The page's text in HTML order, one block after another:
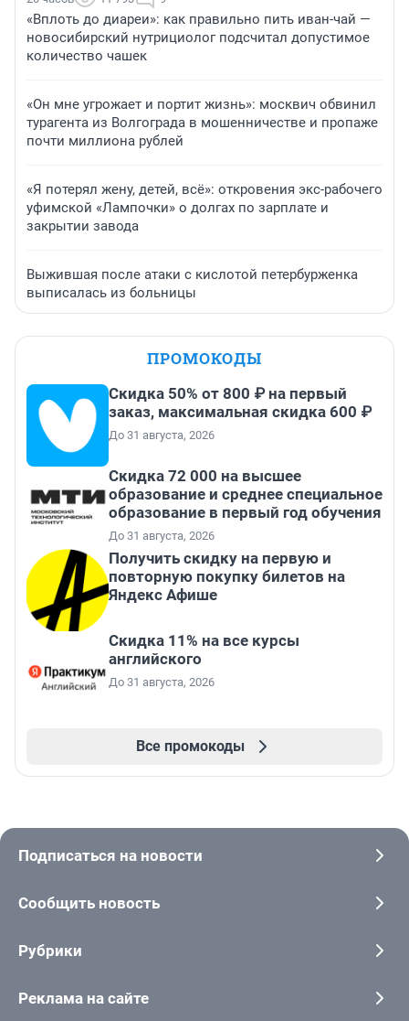
«Вплоть до диареи»: как правильно пить иван-чай —
новосибирский нутрициолог подсчитал допустимое
количество чашек
«Он мне угрожает и портит жизнь»: москвич обвинил
турагента из Волгограда в мошенничестве и пропаже
почти миллиона рублей
«Я потерял жену, детей, всё»: откровения экс-рабочего
уфимской «Лампочки» о долгах по зарплате и
закрытии завода
Выжившая после атаки с кислотой петербурженка
выписалась из больницы
ПРОМОКОДЫ
Скидка 50% от 800 ₽ на первый
заказ, максимальная скидка 600 ₽
До 31 августа, 2026
Скидка 72 000 на высшее
образование и среднее специальное
образование в первый год обучения
До 31 августа, 2026
Получить скидку на первую и
повторную покупку билетов на
Яндекс Афише
Скидка 11% на все курсы
английского
До 31 августа, 2026
Все промокоды
Подписаться на новости
Сообщить новость
Рубрики
Реклама на сайте